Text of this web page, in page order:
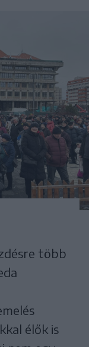
több
élők is